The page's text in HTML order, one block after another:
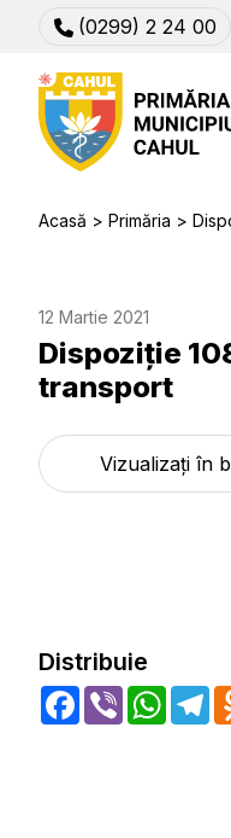
(0299) 2 24 00
Acasă Primăria
12 Martie 2021
Dispoziție
transport
Vizualizați în
Distribuie
Facebook
Viber